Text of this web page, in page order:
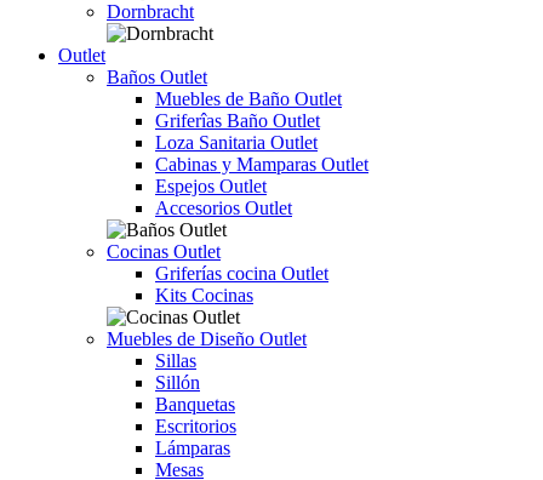
Dornbracht
Outlet
Baños Outlet
Muebles de Baño Outlet
Griferîas Baño Outlet
Loza Sanitaria Outlet
Cabinas y Mamparas Outlet
Espejos Outlet
Accesorios Outlet
Cocinas Outlet
Griferías cocina Outlet
Kits Cocinas
Muebles de Diseño Outlet
Sillas
Sillón
Banquetas
Escritorios
Lámparas
Mesas